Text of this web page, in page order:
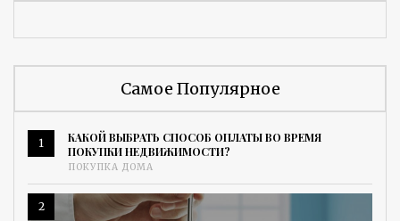
Самое Популярное
1
КАКОЙ ВЫБРАТЬ СПОСОБ ОПЛАТЫ ВО ВРЕМЯ
ПОКУПКИ НЕДВИЖИМОСТИ?
ПОКУПКА ДОМА
2